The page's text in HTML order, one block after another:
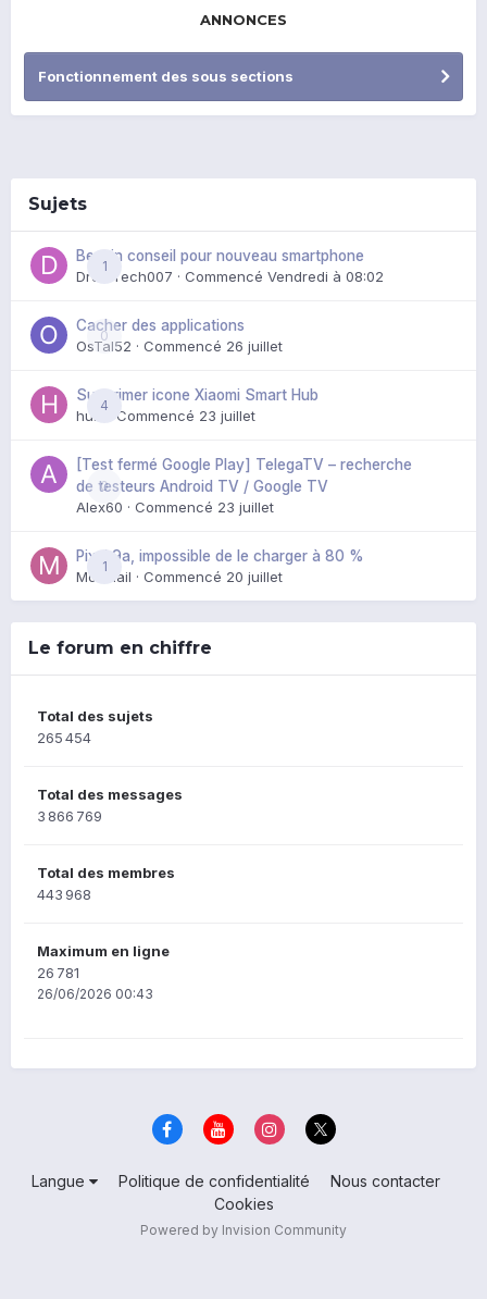
ANNONCES
Fonctionnement des sous sections
Sujets
1
Besoin conseil pour nouveau smartphone
DroidTech007 · Commencé Vendredi à 08:02
0
Cacher des applications
OsTal52 · Commencé 26 juillet
4
Supprimer icone Xiaomi Smart Hub
huik · Commencé 23 juillet
0
[Test fermé Google Play] TelegaTV – recherche
de testeurs Android TV / Google TV
Alex60 · Commencé 23 juillet
1
Pixel 9a, impossible de le charger à 80 %
Mozmail · Commencé 20 juillet
Le forum en chiffre
Total des sujets
265 454
Total des messages
3 866 769
Total des membres
443 968
Maximum en ligne
26 781
26/06/2026 00:43
Langue Politique de confidentialité
Nous contacter
Cookies
Powered by Invision Community